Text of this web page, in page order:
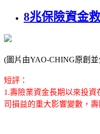
8兆保險資金
(圖片由YAO-CHING原創
短評：
1.壽險業資金長期以來投
司損益的重大影響變數，